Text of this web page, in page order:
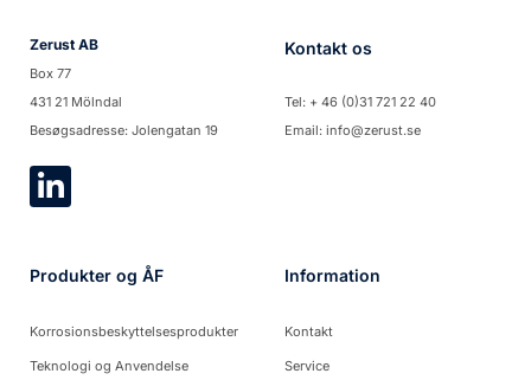
Zerust AB
Box 77
431 21 Mölndal
Besøgsadresse: Jolengatan 19
Kontakt os
Tel: + 46 (0)31 721 22 40
Email: info@zerust.se
Produkter og ÅF
Korrosionsbeskyttelsesprodukter
Teknologi og Anvendelse
Information
Kontakt
Service